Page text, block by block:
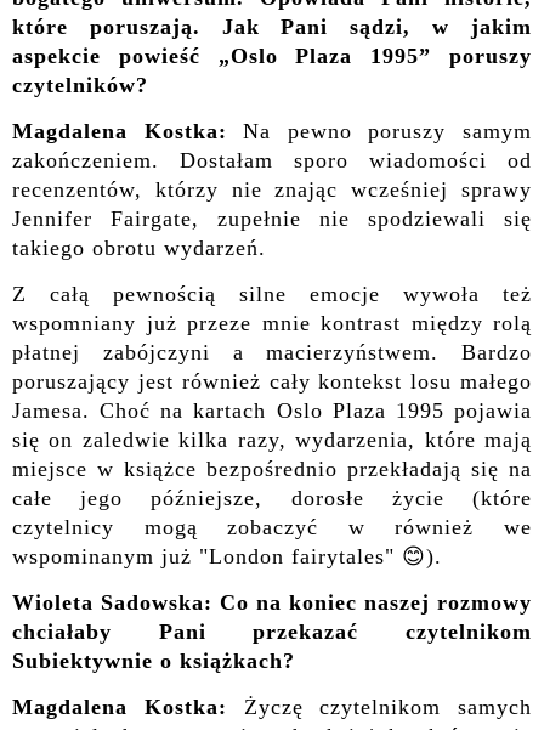
które poruszają. Jak Pani sądzi, w jakim
aspekcie powieść „Oslo Plaza 1995” poruszy
czytelników?
Magdalena Kostka: Na pewno poruszy samym
zakończeniem. Dostałam sporo wiadomości od
recenzentów, którzy nie znając wcześniej sprawy
Jennifer Fairgate, zupełnie nie spodziewali się
takiego obrotu wydarzeń.
Z całą pewnością silne emocje wywoła też
wspomniany już przeze mnie kontrast między rolą
płatnej zabójczyni a macierzyństwem. Bardzo
poruszający jest również cały kontekst losu małego
Jamesa. Choć na kartach Oslo Plaza 1995 pojawia
się on zaledwie kilka razy, wydarzenia, które mają
miejsce w książce bezpośrednio przekładają się na
całe jego późniejsze, dorosłe życie (które
czytelnicy mogą zobaczyć w również we
wspominanym już "London fairytales" 😊).
Wioleta Sadowska: Co na koniec naszej rozmowy
chciałaby Pani przekazać czytelnikom
Subiektywnie o książkach?
Magdalena Kostka: Życzę czytelnikom samych